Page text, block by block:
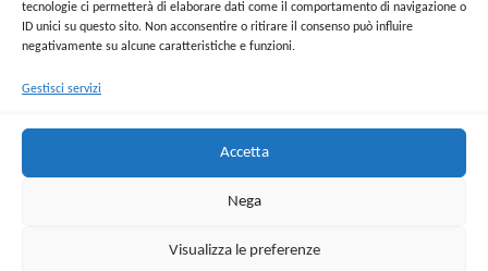
tecnologie ci permetterà di elaborare dati come il comportamento di navigazione o
ID unici su questo sito. Non acconsentire o ritirare il consenso può influire
negativamente su alcune caratteristiche e funzioni.
Gestisci servizi
Accetta
Nega
Visualizza le preferenze
Richiedi Modello